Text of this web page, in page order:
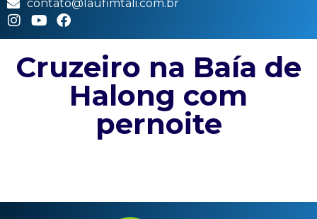
contato@laufimtali.com.br
Cruzeiro na Baía de
Halong com
pernoite